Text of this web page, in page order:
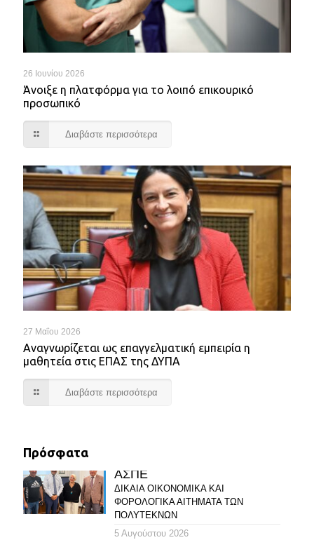
26 Ιουνίου 2026
Άνοιξε η πλατφόρμα για το λοιπό επικουρικό
προσωπικό
Διαβάστε περισσότερα
27 Μαΐου 2026
Αναγνωρίζεται ως επαγγελματική εμπειρία η
μαθητεία στις ΕΠΑΣ της ΔΥΠΑ
Διαβάστε περισσότερα
Πρόσφατα
ΑΣΠΕ
ΔΙΚΑΙΑ ΟΙΚΟΝΟΜΙΚΑ ΚΑΙ
ΦΟΡΟΛΟΓΙΚΑ ΑΙΤΗΜΑΤΑ ΤΩΝ
ΠΟΛΥΤΕΚΝΩΝ
5 Αυγούστου 2026